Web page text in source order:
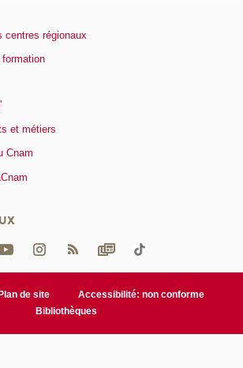
centres régionaux
formation
et métiers
Cnam
Plan de site
Accessibilité: non conforme
Bibliothèques